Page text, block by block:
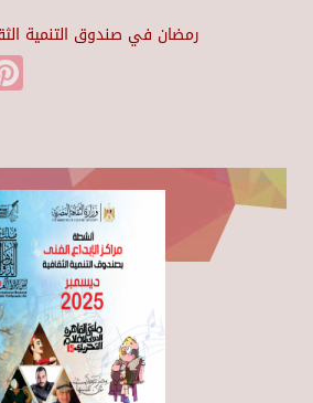
رمضان في صندوق التنمية